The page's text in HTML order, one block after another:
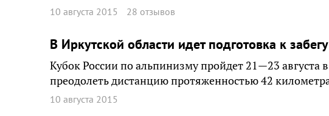
10 августа 2015 28 отзывов
В Иркутской области идет подготовка к
Кубок России по альпинизму пройдет 21—23
преодолеть дистанцию протяженностью 42
10 августа 2015